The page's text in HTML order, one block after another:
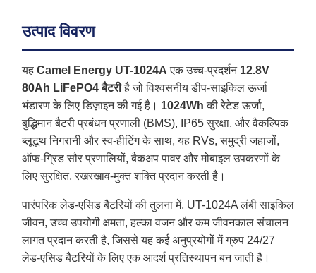
उत्पाद विवरण
यह Camel Energy UT-1024A एक उच्च-प्रदर्शन 12.8V
80Ah LiFePO4 बैटरीहै जो विश्वसनीय डीप-साइकिल ऊर्जा
भंडारण के लिए डिज़ाइन की गई है। 1024Wh की रेटेड ऊर्जा,
बुद्धिमान बैटरी प्रबंधन प्रणाली (BMS), IP65 सुरक्षा, और वैकल्पिक
ब्लूटूथ निगरानी और स्व-हीटिंग के साथ, यह RVs, समुद्री जहाजों,
ऑफ-ग्रिड सौर प्रणालियों, बैकअप पावर और मोबाइल उपकरणों के
लिए सुरक्षित, रखरखाव-मुक्त शक्ति प्रदान करती है।
पारंपरिक लेड-एसिड बैटरियों की तुलना में, UT-1024A लंबी साइकिल
जीवन, उच्च उपयोगी क्षमता, हल्का वजन और कम जीवनकाल संचालन
लागत प्रदान करती है, जिससे यह कई अनुप्रयोगों में ग्रुप 24/27
लेड-एसिड बैटरियों के लिए एक आदर्श प्रतिस्थापन बन जाती है।